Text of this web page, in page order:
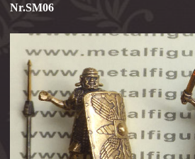
Nr.SM06